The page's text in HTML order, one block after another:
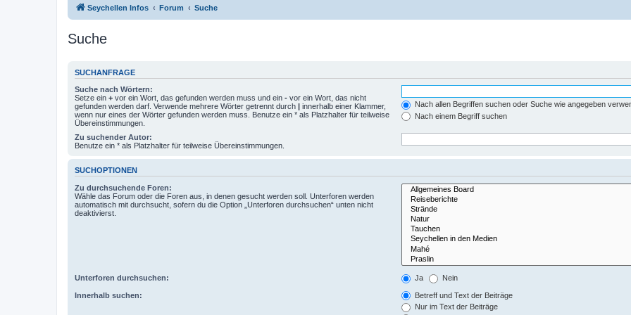
Seychellen Infos Forum Suche
Suche
SUCHANFRAGE
Suche nach Wörtern:
Setze ein + vor ein Wort, das gefunden werden muss und ein - vor ein Wort, das nicht
gefunden werden darf. Verwende mehrere Wörter getrennt durch | innerhalb einer Klammer,
wenn nur eines der Wörter gefunden werden muss. Benutze ein * als Platzhalter für teilweise
Übereinstimmungen.
Nach allen Begriffen suchen oder Suche wie angegeben
Nach einem Begriff suchen
Zu suchender Autor:
Benutze ein * als Platzhalter für teilweise Übereinstimmungen.
SUCHOPTIONEN
Zu durchsuchende Foren:
Wähle das Forum oder die Foren aus, in denen gesucht werden soll. Unterforen werden
automatisch mit durchsucht, sofern du die Option „Unterforen durchsuchen“ unten nicht
deaktivierst.
Unterforen durchsuchen: Ja Nein
Innerhalb suchen:
Betreff und Text der Beiträge
Nur im Text der Beiträge